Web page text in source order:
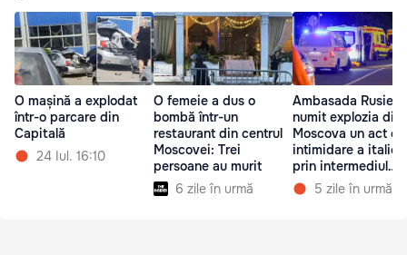
O mașină a explodat
într-o parcare din
Capitală
24 Iul. 16:10
O femeie a dus o
bombă într-un
restaurant din centrul
Moscovei: Trei
persoane au murit
6 zile în urmă
Ambasada Rusiei a
numit explozia din
Moscova un act de
intimidare a
prin intermediul
Kievului5 zile în urmă